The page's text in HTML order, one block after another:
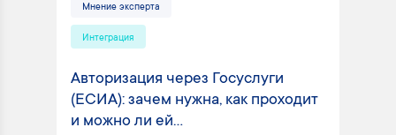
Мнение эксперта
Интеграция
Авторизация через Госуслуги
(ЕСИА): зачем нужна, как проходит
и можно ли ей...